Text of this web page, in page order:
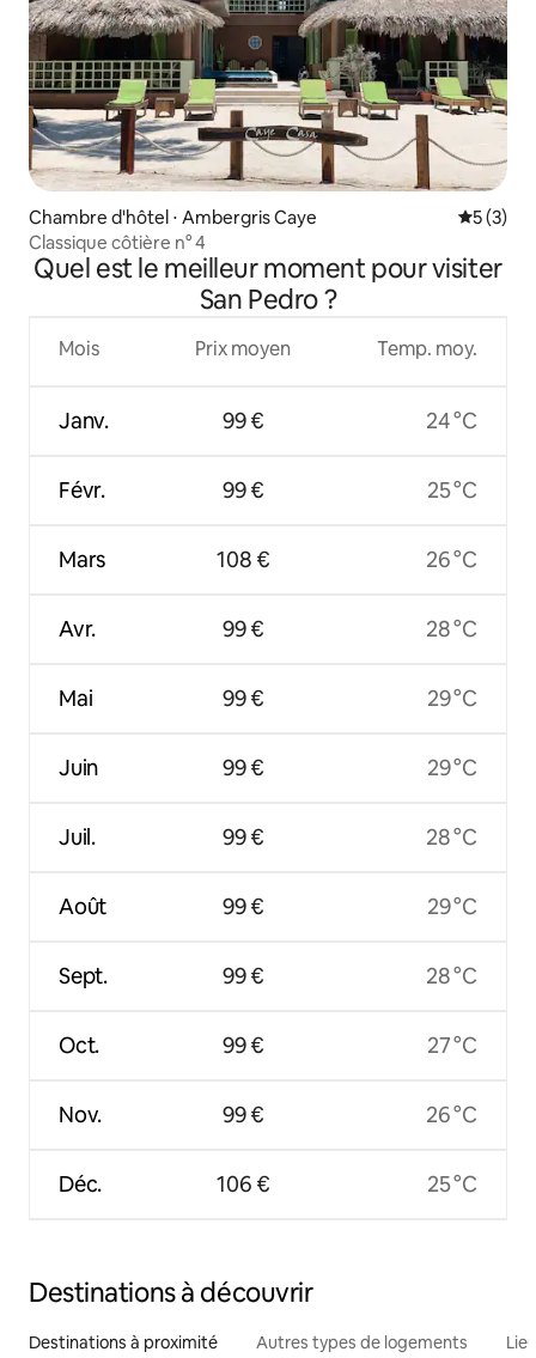
Chambre d'hôtel ⋅ Ambergris Caye
5 (3)
Classique côtière n° 4
Quel est le meilleur moment pour visiter
San Pedro ?
Mois
Janv.
Févr.
Mars
Avr.
Mai
Juin
Juil.
Août
Sept.
Oct.
Nov.
Déc.
Prix moyen
99 €
99 €
108 €
99 €
99 €
99 €
99 €
99 €
99 €
99 €
99 €
106 €
Temp. moy.
24 °C
25 °C
26 °C
28 °C
29 °C
29 °C
28 °C
29 °C
28 °C
27 °C
26 °C
25 °C
Destinations à découvrir
Destinations à proximité Autres types de logements